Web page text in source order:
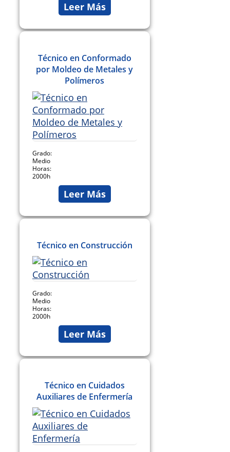
Leer Más
Técnico en Conformado
por Moldeo de Metales y
Polímeros
Grado:
Medio
Horas:
2000h
Leer Más
Técnico en Construcción
Grado:
Medio
Horas:
2000h
Leer Más
Técnico en Cuidados
Auxiliares de Enfermería